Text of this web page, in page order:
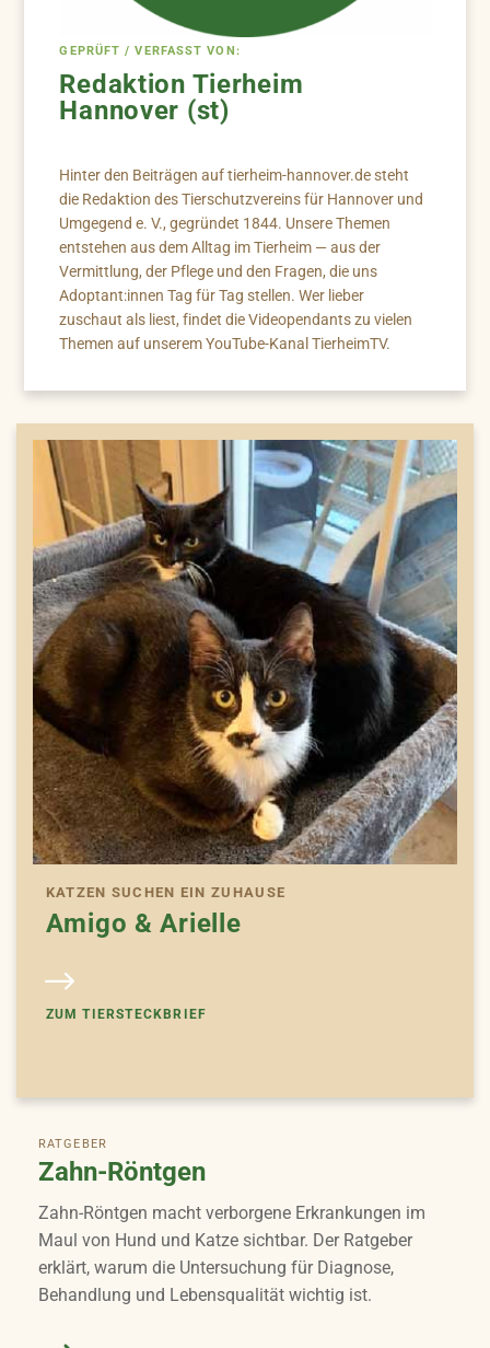
GEPRÜFT / VERFASST VON:
Redaktion Tierheim
Hannover (st)
Hinter den Beiträgen auf tierheim-hannover.de steht
die Redaktion des Tierschutzvereins für Hannover und
Umgegend e. V., gegründet 1844. Unsere Themen
entstehen aus dem Alltag im Tierheim — aus der
Vermittlung, der Pflege und den Fragen, die uns
Adoptant:innen Tag für Tag stellen. Wer lieber
zuschaut als liest, findet die Videopendants zu vielen
Themen auf unserem YouTube-Kanal TierheimTV.
KATZEN SUCHEN EIN ZUHAUSE
Amigo & Arielle
ZUM TIERSTECKBRIEF
RATGEBER
Zahn-Röntgen
Zahn-Röntgen macht verborgene Erkrankungen im
Maul von Hund und Katze sichtbar. Der Ratgeber
erklärt, warum die Untersuchung für Diagnose,
Behandlung und Lebensqualität wichtig ist.